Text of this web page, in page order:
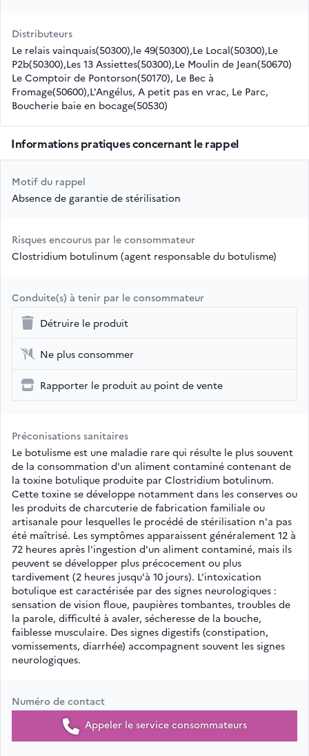
Distributeurs
Le relais vainquais(50300),le 49(50300),Le Local(50300),Le
P2b(50300),Les 13 Assiettes(50300),Le Moulin de Jean(50670)
Le Comptoir de Pontorson(50170), Le Bec à
Fromage(50600),L'Angélus, A petit pas en vrac, Le Parc,
Boucherie baie en bocage(50530)
Informations pratiques concernant le rappel
Motif du rappel
Absence de garantie de stérilisation
Risques encourus par le consommateur
Clostridium botulinum (agent responsable du botulisme)
Conduite(s) à tenir par le consommateur
Détruire le produit
Ne plus consommer
Rapporter le produit au point de vente
Préconisations sanitaires
Le botulisme est une maladie rare qui résulte le plus souvent
de la consommation d'un aliment contaminé contenant de
la toxine botulique produite par Clostridium botulinum.
Cette toxine se développe notamment dans les conserves ou
les produits de charcuterie de fabrication familiale ou
artisanale pour lesquelles le procédé de stérilisation n'a pas
été maîtrisé. Les symptômes apparaissent généralement 12 à
72 heures après l'ingestion d'un aliment contaminé, mais ils
peuvent se développer plus précocement ou plus
tardivement (2 heures jusqu'à 10 jours). L'intoxication
botulique est caractérisée par des signes neurologiques :
sensation de vision floue, paupières tombantes, troubles de
la parole, difficulté à avaler, sécheresse de la bouche,
faiblesse musculaire. Des signes digestifs (constipation,
vomissements, diarrhée) accompagnent souvent les signes
neurologiques.
Numéro de contact
Appeler le service consommateurs